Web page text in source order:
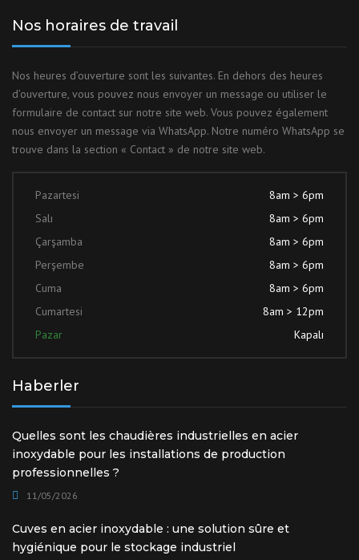
Nos horaires de travail
Nos heures d’ouverture sont les suivantes. En dehors des heures
d’ouverture, vous pouvez nous envoyer un message ou utiliser le
formulaire de contact sur notre site web. Vous pouvez également
nous envoyer un message via WhatsApp. Notre numéro WhatsApp se
trouve dans la section « Contact » de notre site web.
Pazartesi
8am > 6pm
Salı
8am > 6pm
Çarşamba
8am > 6pm
Perşembe
8am > 6pm
Cuma
8am > 6pm
Cumartesi
8am > 12pm
Pazar
Kapalı
Haberler
Quelles sont les chaudières industrielles en acier
inoxydable pour les installations de production
professionnelles ?
11/05/2026
Cuves en acier inoxydable : une solution sûre et
hygiénique pour le stockage industriel